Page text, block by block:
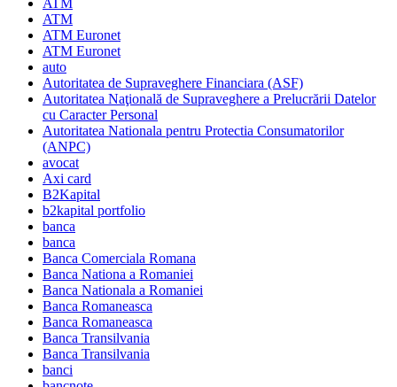
ATM
ATM
ATM Euronet
ATM Euronet
auto
Autoritatea de Supraveghere Financiara (ASF)
Autoritatea Naţională de Supraveghere a Prelucrării Datelor
cu Caracter Personal
Autoritatea Nationala pentru Protectia Consumatorilor
(ANPC)
avocat
Axi card
B2Kapital
b2kapital portfolio
banca
banca
Banca Comerciala Romana
Banca Nationa a Romaniei
Banca Nationala a Romaniei
Banca Romaneasca
Banca Romaneasca
Banca Transilvania
Banca Transilvania
banci